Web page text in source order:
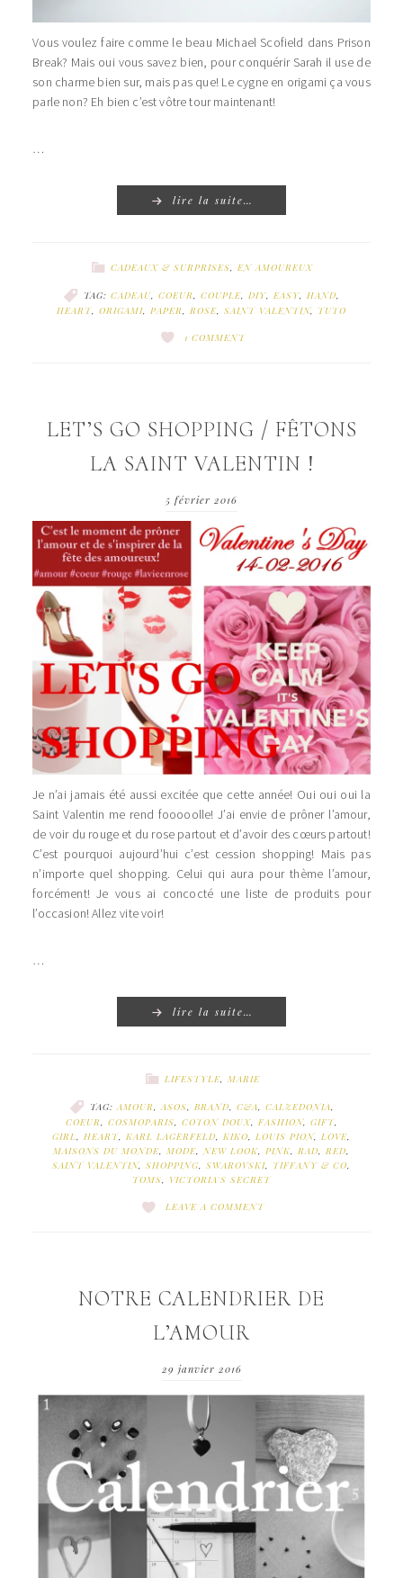
Vous voulez faire comme le beau Michael Scofield dans Prison
Break? Mais oui vous savez bien, pour conquérir Sarah il use de
son charme bien sur, mais pas que! Le cygne en origami ça vous
parle non? Eh bien c’est vôtre tour maintenant!
…
lire la suite…
CADEAUX & SURPRISES, EN AMOUREUX
TAG: CADEAU, COEUR, COUPLE, DIY, EASY, HAND,
HEART, ORIGAMI, PAPER, ROSE, SAINT VALENTIN, TUTO
1 COMMENT
LET’S GO SHOPPING / FÊTONS
LA SAINT VALENTIN !
5 février 2016
Je n’ai jamais été aussi excitée que cette année! Oui oui oui la
Saint Valentin me rend fooooolle! J’ai envie de prôner l’amour,
de voir du rouge et du rose partout et d’avoir des cœurs partout!
C’est pourquoi aujourd’hui c’est cession shopping! Mais pas
n’importe quel shopping. Celui qui aura pour thème l’amour,
forcément! Je vous ai concocté une liste de produits pour
l’occasion! Allez vite voir!
…
lire la suite…
LIFESTYLE, MARIE
TAG:AMOUR,ASOS, BRAND, C&A, CALZEDONIA,
COEUR, COSMOPARIS, COTON DOUX, FASHION, GIFT,
GIRL, HEART, KARL LAGERFELD, KIKO, LOUIS PION, LOVE,
MAISONS DU MONDE, MODE,NEW LOOK, PINK, RAD, RED,
SAINT VALENTIN, SHOPPING, SWAROVSKI, TIFFANY & CO,
TOMS, VICTORIA'S SECRET
LEAVE A COMMENT
NOTRE CALENDRIER DE
L’AMOUR
29 janvier 2016